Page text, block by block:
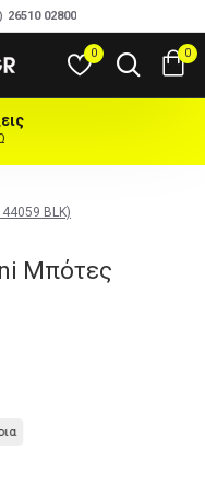
26510 02800
0 0
BLK)
Μπότες